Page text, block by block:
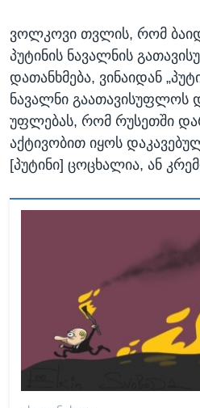
ვოლკოვი თვლის, რომ
პუტინის ნავალნის
დათანხმება, ვინაიდან
ნავალნი გაათავისუფლოს
უფლებას, რომ რუსეთში
აქტივობით იყოს
[პუტინი] ცოცხალია, ან